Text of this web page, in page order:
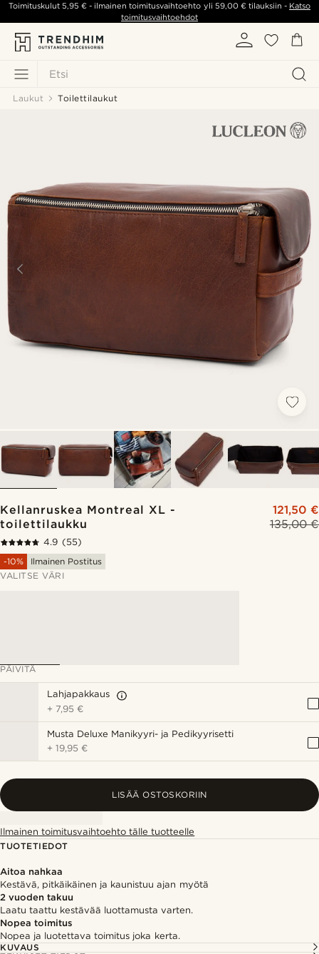
Etsi
Toimituskulut5,95 € - ilmainen toimitusvaihtoehto yli 59,00 €tilauksiin - Katso
toimitusvaihtoehdot
Laukut Toilettilaukut
Kellanruskea Montreal XL -
toilettilaukku
135,00 €
121,50 €
4.9 (55)
-10%
Ilmainen Postitus
VALITSE VÄRI
PÄIVITÄ
Lahjapakkaus
+ 7,95 €
Musta Deluxe Manikyyri- ja Pedikyyrisetti
+19,95 €
LISÄÄ OSTOSKORIIN
Ilmainen toimitusvaihtoehto tälle tuotteelle
TUOTETIEDOT
Aitoa nahkaa
Kestävä, pitkäikäinen ja kaunistuu ajan myötä
2 vuoden takuu
Laatu taattu kestävää luottamusta varten.
Nopea toimitus
Nopea ja luotettava toimitus joka kerta.
KUVAUS